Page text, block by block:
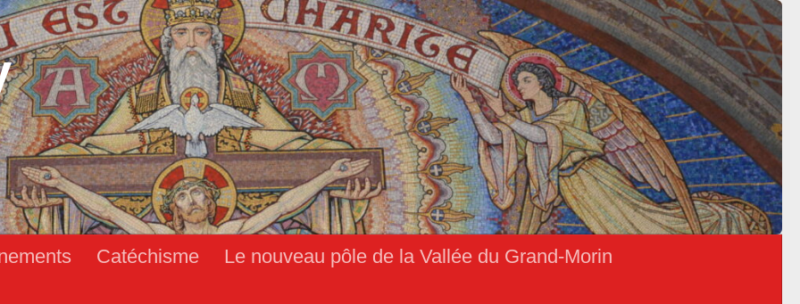
Catéchisme
Le nouveau pôle de la Vallée du Grand-Morin